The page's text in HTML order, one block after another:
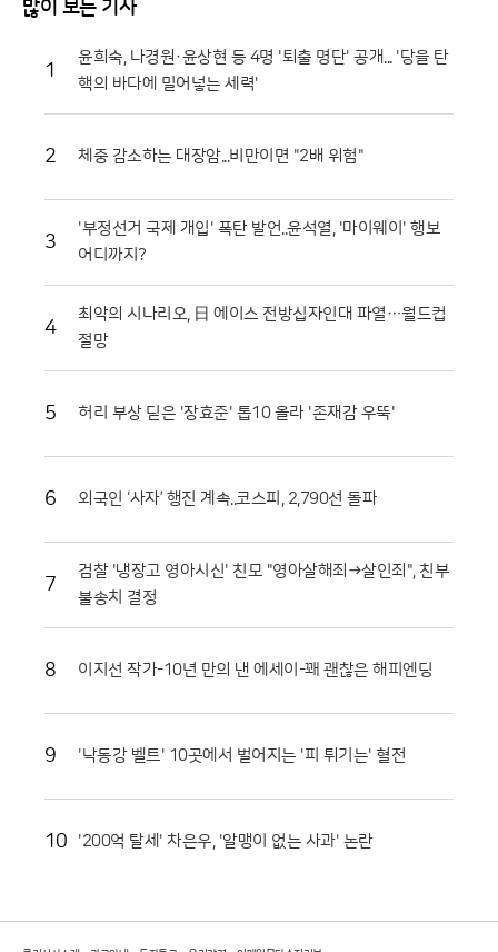
어 있다. 축제에 사용되는 토마토는 상품성이 떨어져 폐기 위기에 처한 비
상품과들이다. 화천군은 이를 전량 매입해 축제용으로 활용함으로써 농가
에는 새로운 수익원을 제공하고, 축제가 끝난 뒤에는 으깨진 잔해물을 모
두 수거해 퇴비로 재활용한다. 버려질 농산물이 축제의 주인공이 되고 다
금반지를 찾아라' 프로그램이다. 수만 개의 토마토가 채워진 풀장 속에서
의 독특한 풍경이다. 단순히 반지를 찾는 재미를 넘어, 지역 특산물인 찰토
마토의 단단한 육질과 신선함을 온몸으로 체감할 수 있다는 점에서 브랜드
홍보 효과도 톡톡히 누리고 있다.기업과 지역 사회가 함께하는 나눔의 장
도 마련됐다. 최근 열린 '천인의 식탁' 행사에서는 대형 솥에서 조리된 파스
타를 수많은 참가자가 함께 나누며 축제의 의미를 되새겼다. 이는 지역 축
제가 단순히 즐기는 행사를 넘어 민·관·군이 협력하는 화합의 장임을 상징
적으로 보여주었다. 또한 접경지역의 특색을 살린 밀리터리존과 어린이들
만족할 수 있는 구성을 갖췄다.마켓전시존에서는 화악산 고랭지의 기운을
장성이 뛰어나 소비자들 사이에서 신뢰가 두텁다. 축제 현장에서 맛본 즐
고 있다. 현장 관계자들은 이번 축제가 단순한 일회성 행사를 넘어 화천의
농업 경쟁력을 높이는 중요한 발판이 되고 있다고 입을 모았다.화천군은
남은 축제 기간에도 안전 관리와 위생 점검에 총력을 기울여 방문객들이
쾌적하게 축제를 즐길 수 있도록 지원할 방침이다. 야간에는 군악대 공연
과 지역 예술인들의 무대가 이어지며 축제의 밤을 더욱 화려하게 수놓을
행사는 농촌 축제가 나아가야 할 지속 가능한 방향을 제시하고 있다. 붉은
많이 보는 기사
1
윤희숙, 나경원·윤상현 등 4명 '퇴출 명단' 공개... '당을 탄
핵의 바다에 밀어넣는 세력'
2 체중 감소하는 대장암...비만이면 "2배 위험"
3
'부정선거 국제 개입' 폭탄 발언..윤석열, '마이웨이' 행보
어디까지?
4
최악의 시나리오, 日 에이스 전방십자인대 파열…월드컵
절망
5 허리 부상 딛은 '장효준' 톱10 올라 '존재감 우뚝'
6 외국인 ‘사자’ 행진 계속..코스피, 2,790선 돌파
7
검찰 '냉장고 영아시신' 친모 "영아살해죄→살인죄", 친부
불송치 결정
8 이지선 작가-10년 만의 낸 에세이-꽤 괜찮은 해피엔딩
9 '낙동강 벨트' 10곳에서 벌어지는 '피 튀기는' 혈전
10 '200억 탈세' 차은우, '알맹이 없는 사과' 논란